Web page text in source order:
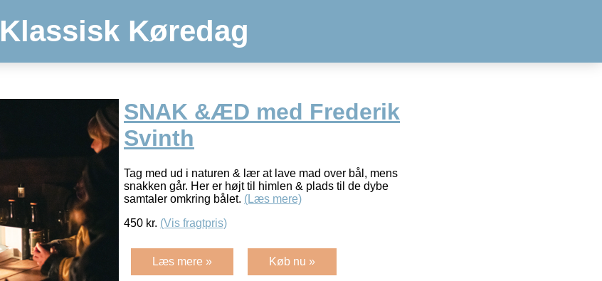
Klassisk Køredag
SNAK &ÆD med Frederik
Svinth
Tag med ud i naturen & lær at lave mad over bål, mens
snakken går. Her er højt til himlen & plads til de dybe
samtaler omkring bålet. (Læs mere)
450 kr. (Vis fragtpris)
Læs mere » Køb nu »